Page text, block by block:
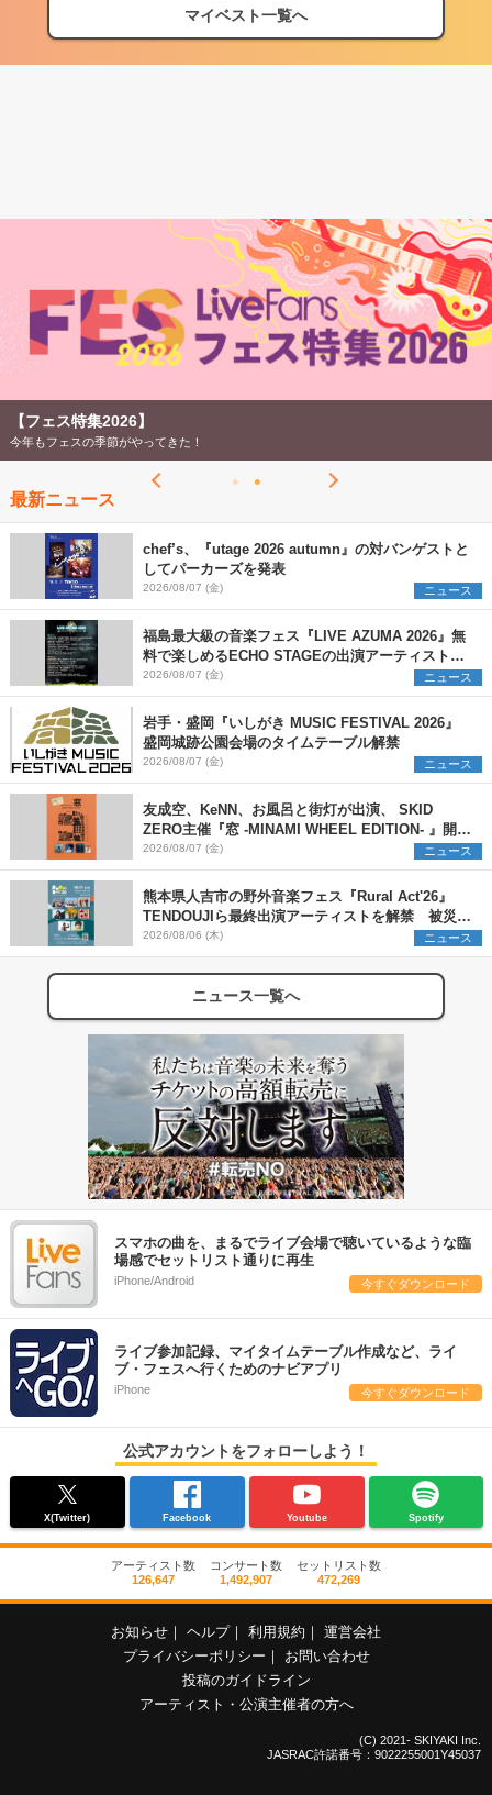
マイベスト一覧へ
【フェス特集2026】
今年もフェスの季節がやってきた！
最新ニュース
chef’s、『utage 2026 autumn』の対バンゲストと
してパーカーズを発表
2026/08/07 (金) ニュース
福島最大級の音楽フェス『LIVE AZUMA 2026』無
料で楽しめるECHO STAGEの出演アーティストを
発表
2026/08/07 (金) ニュース
岩手・盛岡『いしがき MUSIC FESTIVAL 2026』
盛岡城跡公園会場のタイムテーブル解禁
2026/08/07 (金) ニュース
友成空、KeNN、お風呂と街灯が出演、 SKID
ZERO主催『窓 -MINAMI WHEEL EDITION- 』開催
決定
2026/08/07 (金) ニュース
熊本県人吉市の野外音楽フェス『Rural Act'26』
TENDOUJIら最終出演アーティストを解禁 被災地
支援プロジェクトの始動も発表
2026/08/06 (木) ニュース
ニュース一覧へ
スマホの曲を、まるでライブ会場で聴いているような臨
場感でセットリスト通りに再生
iPhone/Android 今すぐダウンロード
ライブ参加記録、マイタイムテーブル作成など、ライ
ブ・フェスへ行くためのナビアプリ
iPhone 今すぐダウンロード
公式アカウントをフォローしよう！
X(Twitter) Facebook Youtube Spotify
アーティスト数
126,647
コンサート数
1,492,907
セットリスト数
472,269
お知らせ ヘルプ 利用規約
運営会社
プライバシーポリシー
お問い合わせ
投稿のガイドライン
アーティスト・公演主催者の方へ
(C) 2021- SKIYAKI Inc.
JASRAC許諾番号：9022255001Y45037